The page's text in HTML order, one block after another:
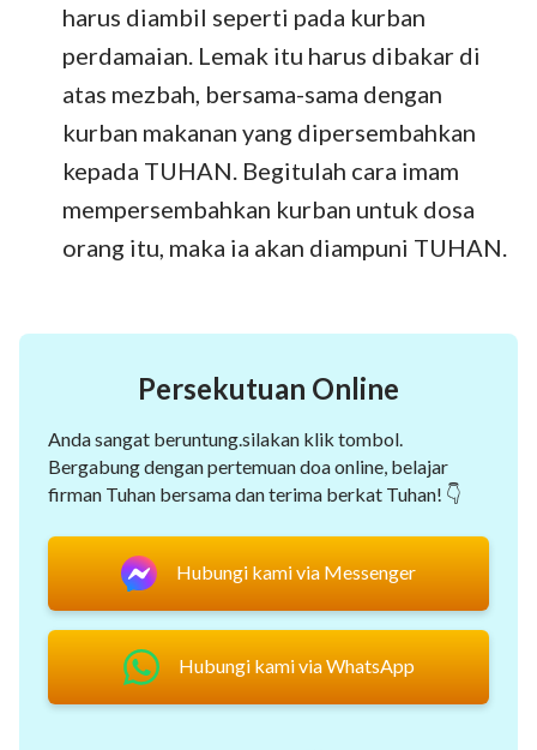
harus diambil seperti pada kurban
perdamaian. Lemak itu harus dibakar di
atas mezbah, bersama-sama dengan
kurban makanan yang dipersembahkan
kepada TUHAN. Begitulah cara imam
mempersembahkan kurban untuk dosa
orang itu, maka ia akan diampuni TUHAN.
Persekutuan Online
Anda sangat beruntung.silakan klik tombol.
Bergabung dengan pertemuan doa online, belajar
firman Tuhan bersama dan terima berkat Tuhan! 👇
Hubungi kami via Messenger
Hubungi kami via WhatsApp